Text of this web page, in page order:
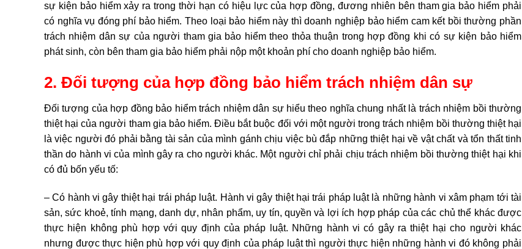
sự kiện bảo hiểm xảy ra trong thời hạn có hiệu lực của hợp đồng, đương nhiên bên tham gia bảo hiểm phải
có nghĩa vụ đóng phí bảo hiểm. Theo loại bảo hiểm này thì doanh nghiệp bảo hiểm cam kết bồi thường phần
trách nhiệm dân sự của người tham gia bảo hiểm theo thỏa thuận trong hợp đồng khi có sự kiện bảo hiểm
phát sinh, còn bên tham gia bảo hiểm phải nộp một khoản phí cho doanh nghiệp bảo hiểm.
2. Đối tượng của hợp đồng bảo hiểm trách nhiệm dân sự
Đối tượng của hợp đồng bảo hiểm trách nhiệm dân sự hiểu theo nghĩa chung nhất là trách nhiệm bồi thường
thiệt hại của người tham gia bảo hiểm. Điều bắt buộc đối với một người trong trách nhiệm bồi thường thiệt hại
là việc người đó phải bằng tài sản của mình gánh chịu việc bù đắp những thiệt hại về vật chất và tổn thất tinh
thần do hành vi của mình gây ra cho người khác. Một người chỉ phải chịu trách nhiệm bồi thường thiệt hại khi
có đủ bốn yếu tố:
– Có hành vi gây thiệt hại trái pháp luật. Hành vi gây thiệt hại trái pháp luật là những hành vi xâm phạm tới tài
sản, sức khoẻ, tính mạng, danh dự, nhân phẩm, uy tín, quyền và lợi ích hợp pháp của các chủ thể khác được
thực hiện không phù hợp với quy định của pháp luật. Những hành vi có gây ra thiệt hại cho người khác
nhưng được thực hiện phù hợp với quy định của pháp luật thì người thực hiện những hành vi đó không phải